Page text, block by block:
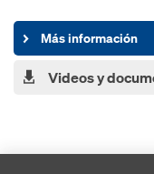
Más información
Videos y